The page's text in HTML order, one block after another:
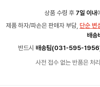
상품 수령 후 7일 이내
제품 하자/파손은 판매자 부담, 단순 변
배
반드시 배송팀(031-595-
사전 접수 없는 반품은 처